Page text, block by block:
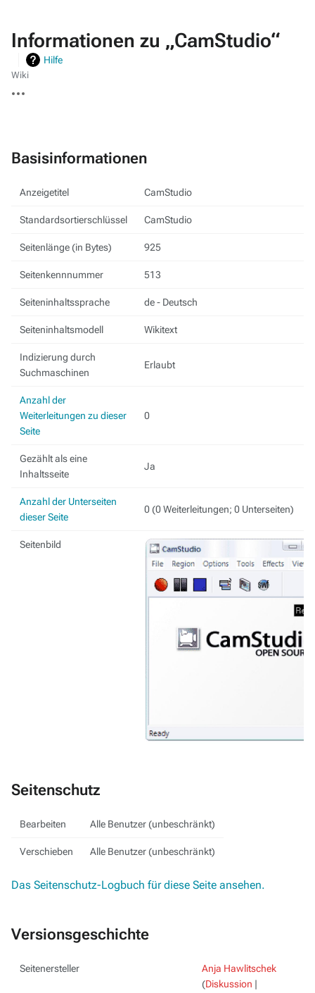
Informationen zu „CamStudio“
Hilfe
Wiki
Aktionen
Basisinformationen
Anzeigetitel CamStudio
Standardsortierschlüssel CamStudio
Seitenlänge (in Bytes) 925
Seitenkennnummer 513
Seiteninhaltssprache de - Deutsch
Seiteninhaltsmodell Wikitext
Indizierung durch
Suchmaschinen
Erlaubt
Anzahl der
Weiterleitungen zu dieser
Seite
0
Gezählt als eine
Inhaltsseite
Ja
Anzahl der Unterseiten
dieser Seite
0 (0 Weiterleitungen; 0 Unterseiten)
Seitenbild
Seitenschutz
Bearbeiten Alle Benutzer (unbeschränkt)
Verschieben Alle Benutzer (unbeschränkt)
Das Seitenschutz-Logbuch für diese Seite ansehen.
Versionsgeschichte
Seitenersteller
Anja Hawlitschek
(Diskussion |